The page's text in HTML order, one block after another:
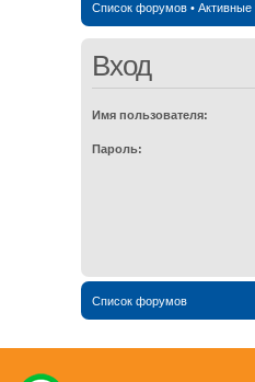
Список форумов•
Вход
Имя пользователя:
Пароль:
Список форумов